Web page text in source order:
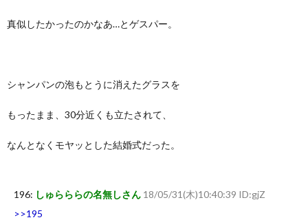
真似したかったのかなあ…とゲスパー。
シャンパンの泡もとうに消えたグラスを
もったまま、30分近くも立たされて、
なんとなくモヤッとした結婚式だった。
196: しゅらららの名無しさん 18/05/31(木)10:40:39 ID:gjZ
>>195